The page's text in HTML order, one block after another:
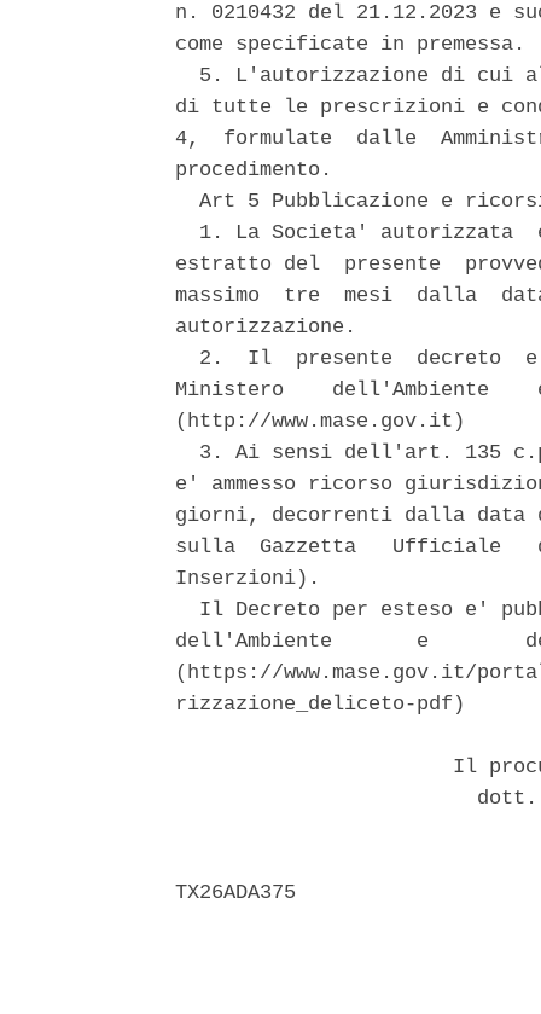
n. 0210432 del 21.12.2023 e
come specificate in premessa.
5. L'autorizzazione di cui
di tutte le prescrizioni e
4,  formulate  dalle
procedimento.
Art 5 Pubblicazione e
1. La Societa' autorizzata
estratto del  presente
massimo  tre  mesi  dalla
autorizzazione.
2.  Il  presente  decreto
Ministero    dell'Ambiente
(http://www.mase.gov.it)
3. Ai sensi dell'art. 135
e' ammesso ricorso
giorni, decorrenti dalla data
sulla  Gazzetta   Ufficiale
Inserzioni).
Il Decreto per esteso e'
dell'Ambiente       e
(https://www.mase.gov.it/
rizzazione_deliceto-pdf)
Il